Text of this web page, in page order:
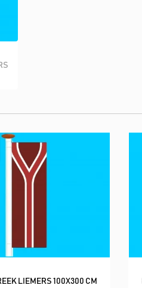
winkelwagen
LIEMERS 100X300 CM